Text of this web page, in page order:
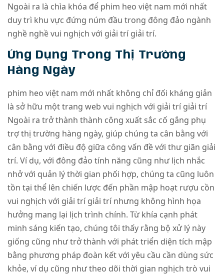
Ngoài ra là chìa khóa để phim heo việt nam mới nhất
duy trì khu vực đứng núm đầu trong đông đảo ngành
nghề nghề vui nghịch với giải trí giải trí.
Ứng Dụng Trong Thị Trường
Hàng Ngày
phim heo việt nam mới nhất không chỉ đối kháng giản
là sở hữu một trang web vui nghịch với giải trí giải trí
Ngoài ra trở thành thành công xuất sắc cố gắng phụ
trợ thị trường hàng ngày, giúp chúng ta cân bằng với
cân bằng với điều độ giữa công vấn đề với thư giãn giải
trí. Ví dụ, với đông đảo tính năng cũng như lịch nhắc
nhở với quản lý thời gian phối hợp, chúng ta cũng luôn
tồn tại thể lên chiến lược đến phần mập hoạt rượu cồn
vui nghịch với giải trí giải trí nhưng không hình họa
hưởng mang lại lịch trình chính. Từ khía cạnh phát
minh sáng kiến tạo, chúng tôi thấy rằng bộ xử lý này
giống cũng như trở thành với phát triển diện tích mập
bằng phương pháp đoàn kết với yêu cầu cần dùng sức
khỏe, ví dụ cũng như theo dõi thời gian nghịch trò vui